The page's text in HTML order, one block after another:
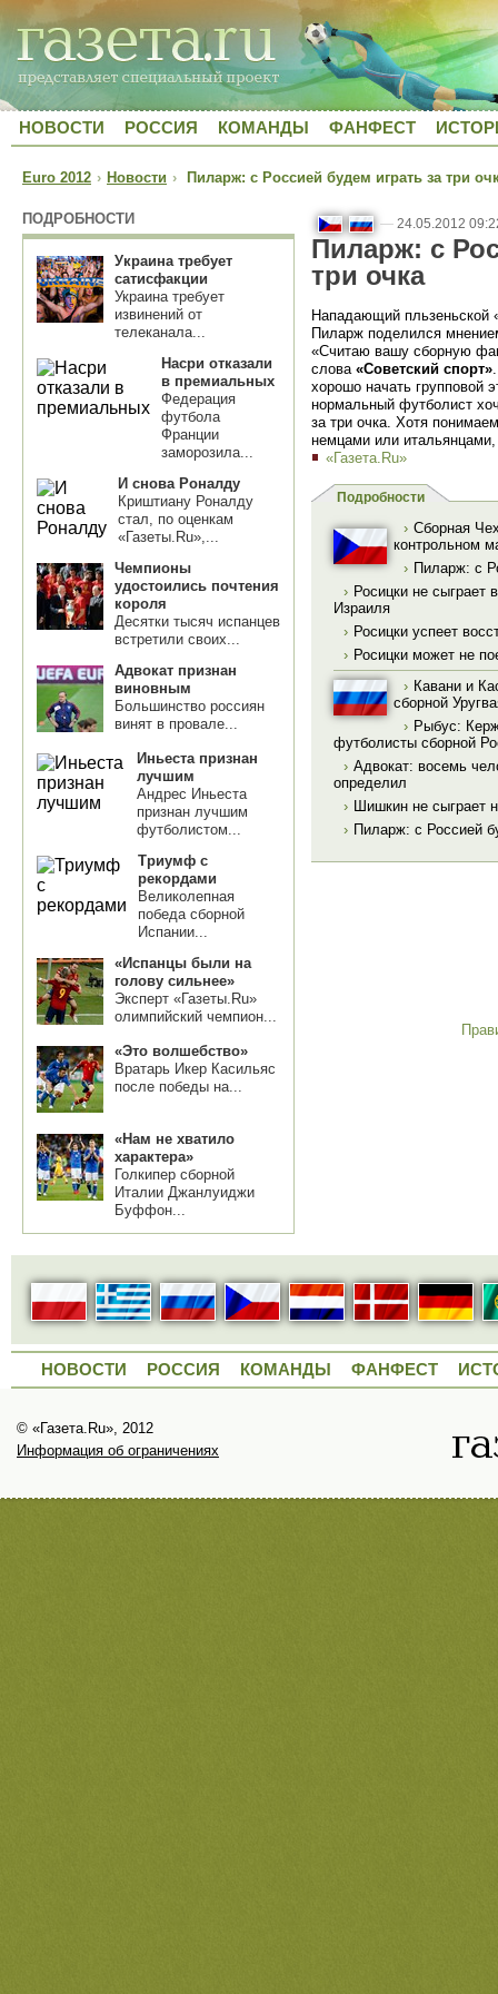
НОВОСТИ РОССИЯ КОМАНДЫ ФАНФЕСТ
Euro 2012 › Новости › Пиларж: с Россией будем играть за три
ПОДРОБНОСТИ
Украина требует
сатисфакции
Украина требует
извинений от
телеканала...
Насри отказали
в премиальных
Федерация
футбола
Франции
заморозила...
И снова Роналду
Криштиану Роналду
стал, по оценкам
«Газеты.Ru»,...
Чемпионы
удостоились почтения
короля
Десятки тысяч испанцев
встретили своих...
Адвокат признан
виновным
Большинство россиян
винят в провале...
Иньеста признан
лучшим
Андрес Иньеста
признан лучшим
футболистом...
Триумф с
рекордами
Великолепная
победа сборной
Испании...
«Испанцы были на
голову сильнее»
Эксперт «Газеты.Ru»
олимпийский чемпион...
«Это волшебство»
Вратарь Икер Касильяс
после победы на...
«Нам не хватило
характера»
Голкипер сборной
Италии Джанлуиджи
Буффон...
— 24.05.2012
Пиларж: с
три очка
Нападающий пльзеньской
Пиларж поделился
«Считаю вашу сборную
слова «Советский спорт»
хорошо начать групповой
нормальный футболист
за три очка. Хотя
немцами или
«Газета.Ru»
Подробности
› Сборная
контрольном
› Пиларж: с
› Росицки не сыграет
Израиля
› Росицки успеет
› Росицки может не
› Кавани и
сборной
› Рыбус:
футболисты сборной
› Адвокат: восемь
определил
› Шишкин не сыграет
› Пиларж: с Россией
НОВОСТИ РОССИЯ КОМАНДЫ ФАНФЕСТ
© «Газета.Ru», 2012
Информация об ограничениях